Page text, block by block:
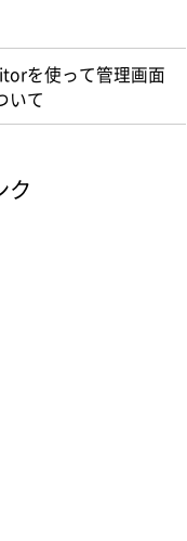
を使って管理画面
いて
ク